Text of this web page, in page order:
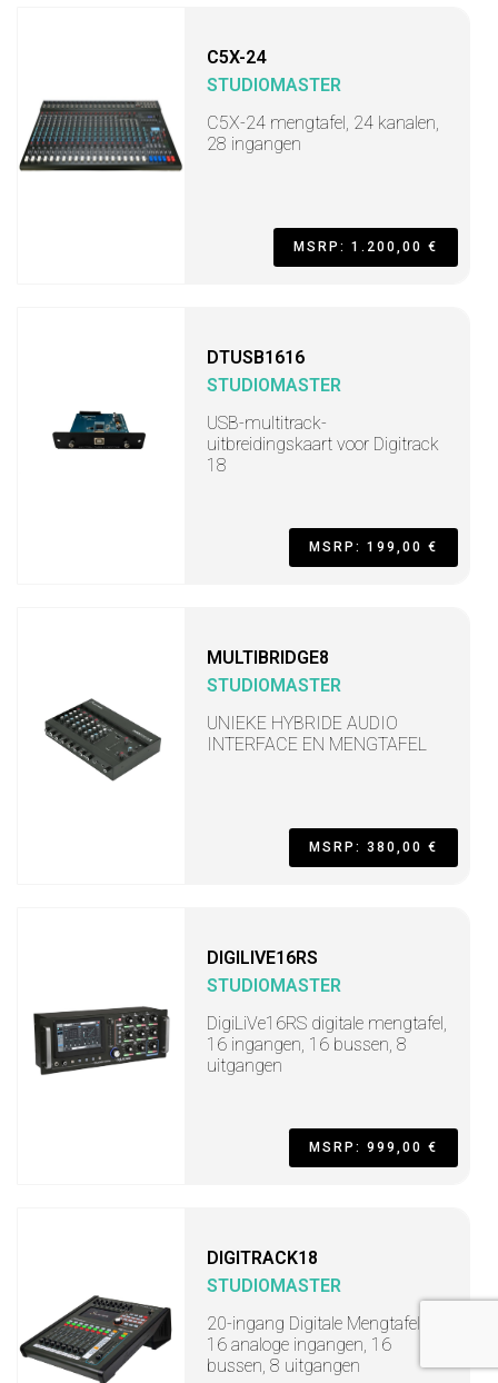
C5X-24
STUDIOMASTER
C5X-24 mengtafel, 24 kanalen,
28 ingangen
MSRP: 1.200,00 €
DTUSB1616
STUDIOMASTER
USB-multitrack-
uitbreidingskaart voor Digitrack
18
MSRP: 199,00 €
MULTIBRIDGE8
STUDIOMASTER
UNIEKE HYBRIDE AUDIO
INTERFACE EN MENGTAFEL
MSRP: 380,00 €
DIGILIVE16RS
STUDIOMASTER
DigiLiVe16RS digitale mengtafel,
16 ingangen, 16 bussen, 8
uitgangen
MSRP: 999,00 €
DIGITRACK18
STUDIOMASTER
20-ingang Digitale Mengtafel,
16 analoge ingangen, 16
bussen, 8 uitgangen